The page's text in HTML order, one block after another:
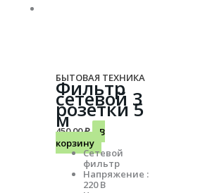
БЫТОВАЯ ТЕХНИКА
Фильтр
сетевой 3
розетки 5
м
450.00₽
В
корзину
Сетевой
фильтр
Напряжение :
220 В